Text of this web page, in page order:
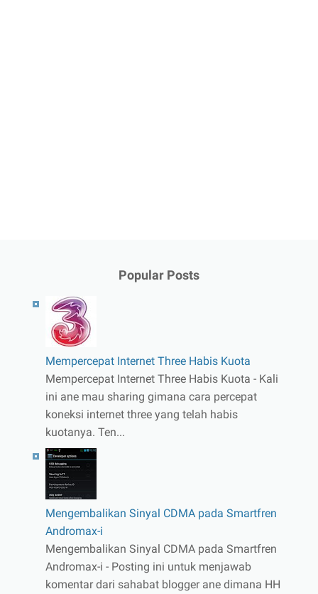
Popular Posts
Mempercepat Internet Three Habis Kuota
Mempercepat Internet Three Habis Kuota - Kali
ini ane mau sharing gimana cara percepat
koneksi internet three yang telah habis
kuotanya. Ten...
Mengembalikan Sinyal CDMA pada Smartfren
Andromax-i
Mengembalikan Sinyal CDMA pada Smartfren
Andromax-i - Posting ini untuk menjawab
komentar dari sahabat blogger ane dimana HH